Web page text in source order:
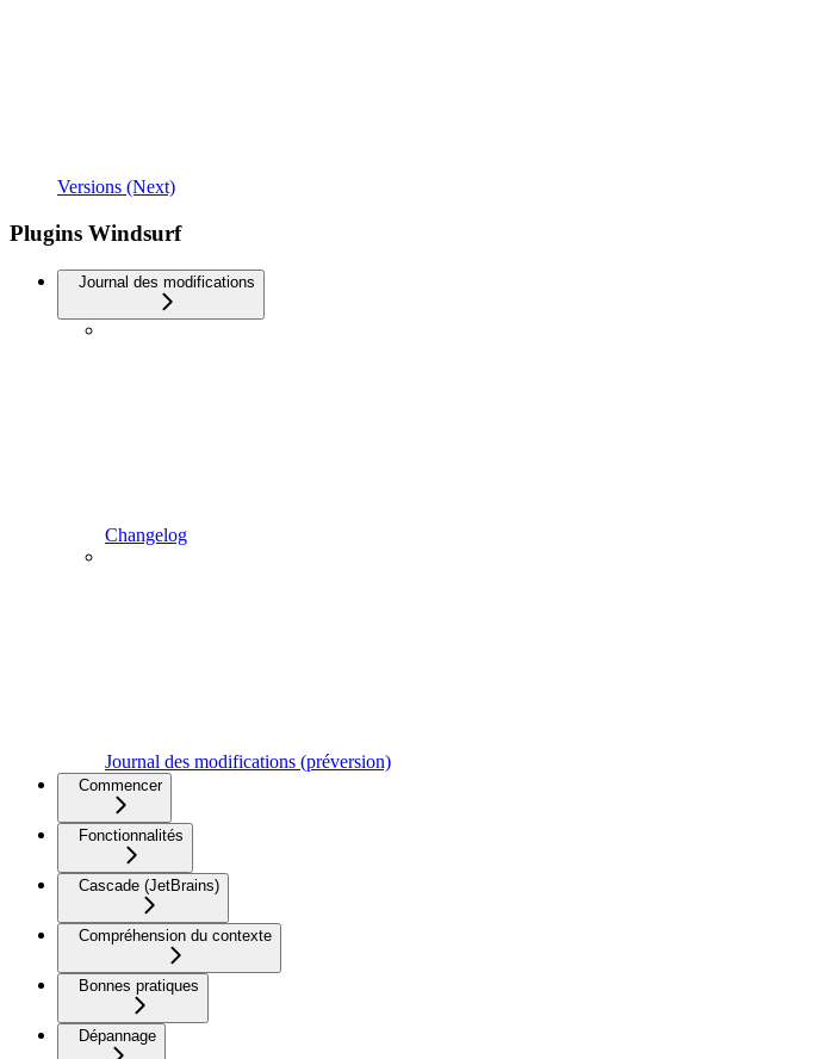
Versions (Next)
Plugins Windsurf
Journal des modifications
Changelog
Journal des modifications (préversion)
Commencer
Fonctionnalités
Cascade (JetBrains)
Compréhension du contexte
Bonnes pratiques
Dépannage